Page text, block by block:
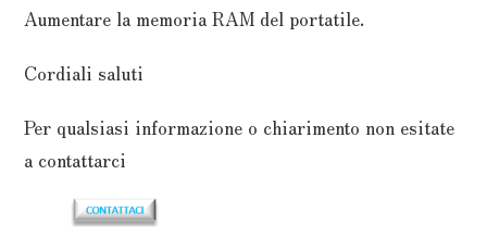
Aumentare la memoria RAM del portatile.
Cordiali saluti
Per qualsiasi informazione o chiarimento non esitate
a contattarci